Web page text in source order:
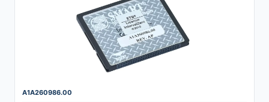
A1A260986.00